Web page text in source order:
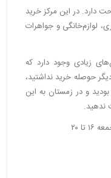
مترمربع مساحت دارد. در این مرکز خرید
لوازم‌خانگی و جواهرات
زیادی وجود دارد که
حوصله خرید نداشتید،
و در زمستان به این
ندهید.